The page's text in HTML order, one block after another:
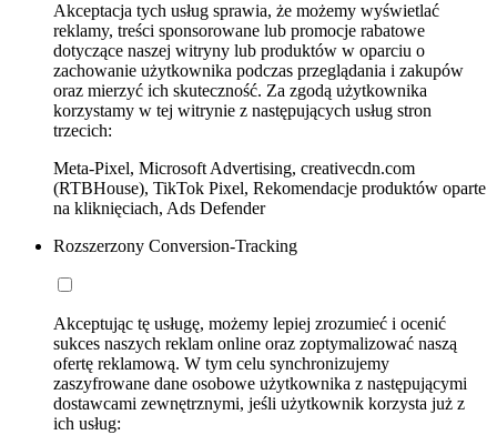
Akceptacja tych usług sprawia, że możemy wyświetlać
reklamy, treści sponsorowane lub promocje rabatowe
dotyczące naszej witryny lub produktów w oparciu o
zachowanie użytkownika podczas przeglądania i zakupów
oraz mierzyć ich skuteczność. Za zgodą użytkownika
korzystamy w tej witrynie z następujących usług stron
trzecich:
Meta-Pixel, Microsoft Advertising, creativecdn.com
(RTBHouse), TikTok Pixel, Rekomendacje produktów oparte
na kliknięciach, Ads Defender
Rozszerzony Conversion-Tracking
Akceptując tę usługę, możemy lepiej zrozumieć i ocenić
sukces naszych reklam online oraz zoptymalizować naszą
ofertę reklamową. W tym celu synchronizujemy
zaszyfrowane dane osobowe użytkownika z następującymi
dostawcami zewnętrznymi, jeśli użytkownik korzysta już z
ich usług: